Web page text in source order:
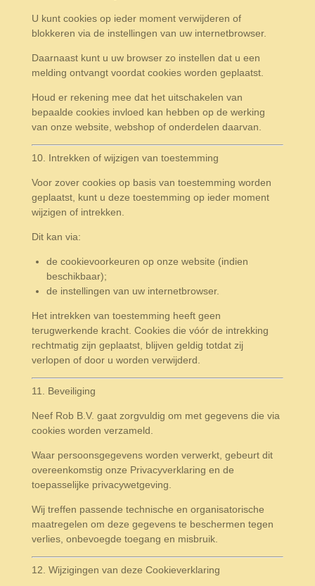
U kunt cookies op ieder moment verwijderen of
blokkeren via de instellingen van uw internetbrowser.
Daarnaast kunt u uw browser zo instellen dat u een
melding ontvangt voordat cookies worden geplaatst.
Houd er rekening mee dat het uitschakelen van
bepaalde cookies invloed kan hebben op de werking
van onze website, webshop of onderdelen daarvan.
10. Intrekken of wijzigen van toestemming
Voor zover cookies op basis van toestemming worden
geplaatst, kunt u deze toestemming op ieder moment
wijzigen of intrekken.
Dit kan via:
de cookievoorkeuren op onze website (indien
beschikbaar);
de instellingen van uw internetbrowser.
Het intrekken van toestemming heeft geen
terugwerkende kracht. Cookies die vóór de intrekking
rechtmatig zijn geplaatst, blijven geldig totdat zij
verlopen of door u worden verwijderd.
11. Beveiliging
Neef Rob B.V. gaat zorgvuldig om met gegevens die via
cookies worden verzameld.
Waar persoonsgegevens worden verwerkt, gebeurt dit
overeenkomstig onze Privacyverklaring en de
toepasselijke privacywetgeving.
Wij treffen passende technische en organisatorische
maatregelen om deze gegevens te beschermen tegen
verlies, onbevoegde toegang en misbruik.
12. Wijzigingen van deze Cookieverklaring